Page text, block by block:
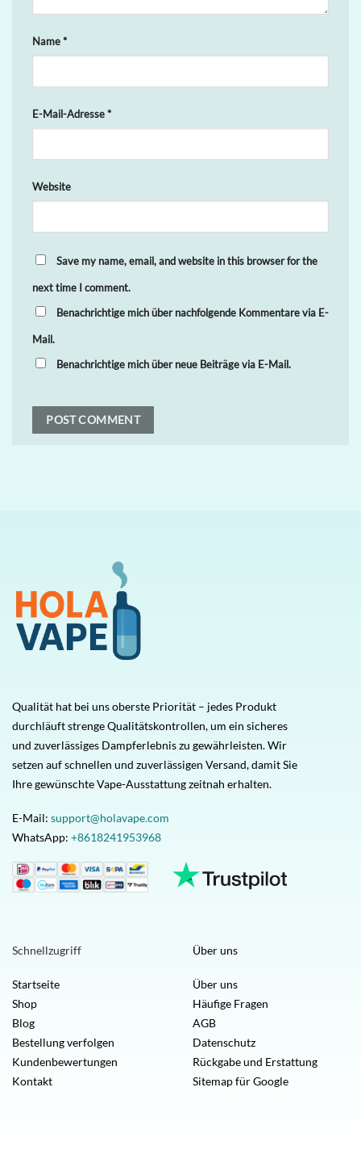
Name *
E-Mail-Adresse *
Website
Save my name, email, and website in this browser for the
next time I comment.
Benachrichtige mich über nachfolgende Kommentare via E-
Mail.
Benachrichtige mich über neue Beiträge via E-Mail.
Qualität hat bei uns oberste Priorität – jedes Produkt
durchläuft strenge Qualitätskontrollen, um ein sicheres
und zuverlässiges Dampferlebnis zu gewährleisten. Wir
setzen auf schnellen und zuverlässigen Versand, damit Sie
Ihre gewünschte Vape-Ausstattung zeitnah erhalten.
E-Mail: support@holavape.com
WhatsApp: +8618241953968
Schnellzugriff
Startseite
Shop
Blog
Bestellung verfolgen
Kundenbewertungen
Kontakt
Über uns
Über uns
Häufige Fragen
AGB
Datenschutz
Rückgabe und Erstattung
Sitemap für Google